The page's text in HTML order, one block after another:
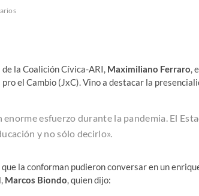
la Coalición Cívica-ARI, Maximiliano Ferraro,
el Cambio (JxC). Vino a destacar la
enorme esfuerzo durante la pandemia. El
y no sólo decirlo».
la conforman pudieron conversar en un
Marcos Biondo, quien dijo: